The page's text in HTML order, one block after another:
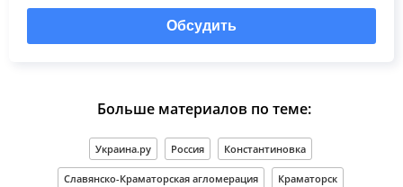
Обсудить
Больше материалов по теме:
Украина.ру Россия Константиновка
Славянско-Краматорская агломерация Краматорск